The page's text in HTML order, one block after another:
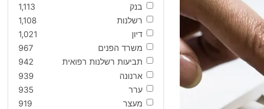
בנק
1,113
רשלנות
1,108
דיון
1,021
משרד הפנים
967
תביעות רשלנות רפואית
942
ארנונה
939
ערר
935
מעצר
919